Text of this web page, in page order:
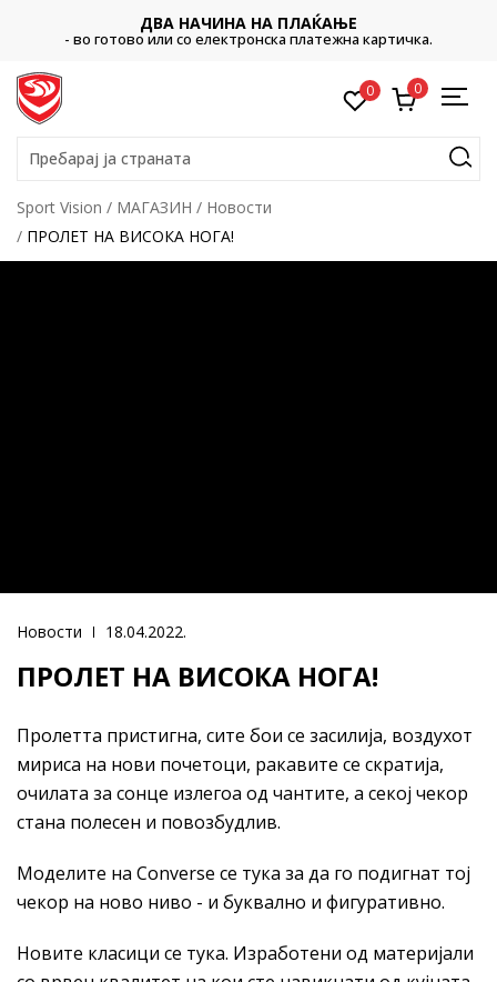
ДВА НАЧИНА НА ПЛАЌАЊЕ
- во готово или со електронска платежна картичка.
0 0
Пребарај ја страната
Sport Vision МАГАЗИН
Новости
ПРОЛЕТ НА ВИСОКА НОГА!
Новости 18.04.2022.
ПРОЛЕТ НА ВИСОКА НОГА!
Пролетта пристигна, сите бои се засилија, воздухот
мириса на нови почетоци, ракавите се скратија,
очилата за сонце излегоа од чантите, а секој чекор
стана полесен и повозбудлив.
Моделите на Converse се тука за да го пoдигнат тој
чекор на ново ниво - и буквално и фигуративно.
Новите класици се тука. Изработени од материјали